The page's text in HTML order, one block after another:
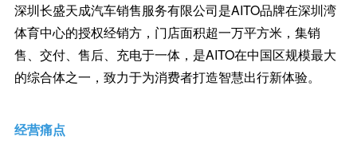
深圳长盛天成汽车销售服务有限公司是AITO品牌在深圳湾
体育中心的授权经销方，门店面积超一万平方米，集销
售、交付、售后、充电于一体，是AITO在中国区规模最大
的综合体之一，致力于为消费者打造智慧出行新体验。
经营痛点